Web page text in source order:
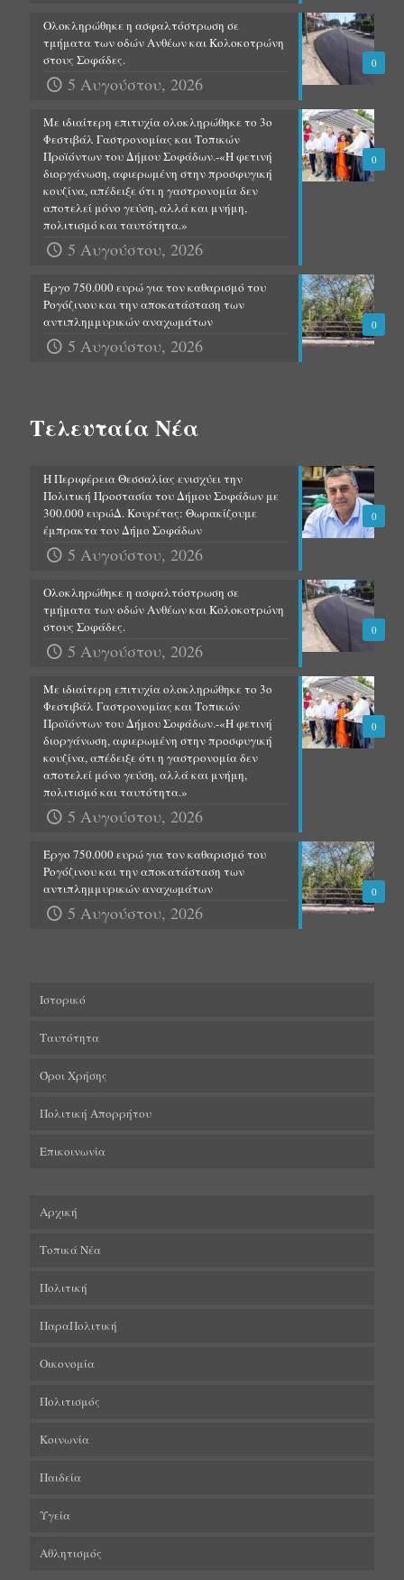
0
Ολοκληρώθηκε η ασφαλτόστρωση σε
τμήματα των οδών Ανθέων και Κολοκοτρώνη
στους Σοφάδες.
5 Αυγούστου, 2026
0
Με ιδιαίτερη επιτυχία ολοκληρώθηκε το 3ο
Φεστιβάλ Γαστρονομίας και Τοπικών
Προϊόντων του Δήμου Σοφάδων.-«Η φετινή
διοργάνωση, αφιερωμένη στην προσφυγική
κουζίνα, απέδειξε ότι η γαστρονομία δεν
αποτελεί μόνο γεύση, αλλά και μνήμη,
πολιτισμό και ταυτότητα.»
5 Αυγούστου, 2026
0
Έργο 750.000 ευρώ για τον καθαρισμό του
Ρογόζινου και την αποκατάσταση των
αντιπλημμυρικών αναχωμάτων
5 Αυγούστου, 2026
Τελευταία Νέα
0
Η Περιφέρεια Θεσσαλίας ενισχύει την
Πολιτική Προστασία του Δήμου Σοφάδων με
300.000 ευρώΔ. Κουρέτας: Θωρακίζουμε
έμπρακτα τον Δήμο Σοφάδων
5 Αυγούστου, 2026
0
Ολοκληρώθηκε η ασφαλτόστρωση σε
τμήματα των οδών Ανθέων και Κολοκοτρώνη
στους Σοφάδες.
5 Αυγούστου, 2026
0
Με ιδιαίτερη επιτυχία ολοκληρώθηκε το 3ο
Φεστιβάλ Γαστρονομίας και Τοπικών
Προϊόντων του Δήμου Σοφάδων.-«Η φετινή
διοργάνωση, αφιερωμένη στην προσφυγική
κουζίνα, απέδειξε ότι η γαστρονομία δεν
αποτελεί μόνο γεύση, αλλά και μνήμη,
πολιτισμό και ταυτότητα.»
5 Αυγούστου, 2026
0
Έργο 750.000 ευρώ για τον καθαρισμό του
Ρογόζινου και την αποκατάσταση των
αντιπλημμυρικών αναχωμάτων
5 Αυγούστου, 2026
Ιστορικό
Ταυτότητα
Όροι Χρήσης
Πολιτική Απορρήτου
Επικοινωνία
Αρχική
Τοπικά Νέα
Πολιτική
ΠαραΠολιτική
Οικονομία
Πολιτισμός
Κοινωνία
Παιδεία
Υγεία
Αθλητισμός